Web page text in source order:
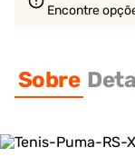
Encontre
Sobre